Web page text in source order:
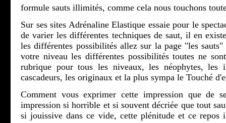
formule sauts illimités, comme cela nous touchons
Sur ses sites Adrénaline Elastique essaie pour le
de varier les différentes techniques de saut, il en
les différentes possibilités allez sur la page "les
votre niveau les différentes possibilités toutes ne
rubrique pour tous les niveaux, les néophytes, les
cascadeurs, les originaux et la plus sympa le Touché
Comment vous exprimer cette impression que de
impression si horrible et si souvent décriée que tout
si jouissive dans ce vide, cette plénitude et ce repos